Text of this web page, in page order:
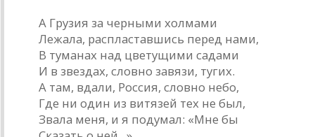
А Грузия за черными холмами
Лежала, распластавшись перед нами,
В туманах над цветущими садами
И в звездах, словно завязи, тугих.
А там, вдали, Россия, словно небо,
Где ни один из витязей тех не был,
Звала меня, и я подумал: «Мне бы